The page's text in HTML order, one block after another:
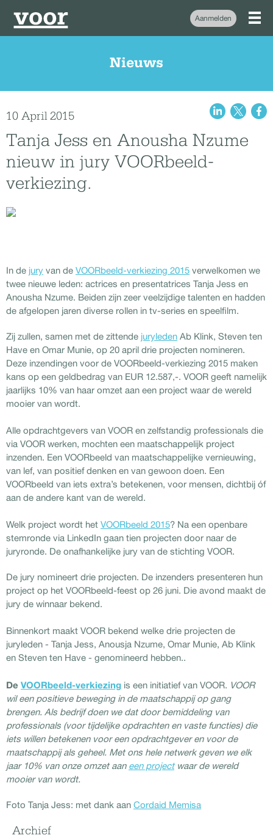
Aanmelden
Nieuws
10 April 2015
Tanja Jess en Anousha Nzume
nieuw in jury VOORbeeld-
verkiezing.
In de jury van de VOORbeeld-verkiezing 2015 verwelkomen we
twee nieuwe leden: actrices en presentatrices Tanja Jess en
Anousha Nzume. Beiden zijn zeer veelzijdige talenten en hadden
de afgelopen jaren diverse rollen in tv-series en speelfilm.
Zij zullen, samen met de zittende juryleden Ab Klink, Steven ten
Have en Omar Munie, op 20 april drie projecten nomineren.
Deze inzendingen voor de VOORbeeld-verkiezing 2015 maken
kans op een geldbedrag van EUR 12.587,-. VOOR geeft namelijk
jaarlijks 10% van haar omzet aan een project waar de wereld
mooier van wordt.
Alle opdrachtgevers van VOOR en zelfstandig professionals die
via VOOR werken, mochten een maatschappelijk project
inzenden. Een VOORbeeld van maatschappelijke vernieuwing,
van lef, van positief denken en van gewoon doen. Een
VOORbeeld van iets extra’s betekenen, voor mensen, dichtbij óf
aan de andere kant van de wereld.
Welk project wordt het VOORbeeld 2015? Na een openbare
stemronde via LinkedIn gaan tien projecten door naar de
juryronde. De onafhankelijke jury van de stichting VOOR.
De jury nomineert drie projecten. De inzenders presenteren hun
project op het VOORbeeld-feest op 26 juni. Die avond maakt de
jury de winnaar bekend.
Binnenkort maakt VOOR bekend welke drie projecten de
juryleden - Tanja Jess, Anousja Nzume, Omar Munie, Ab Klink
en Steven ten Have - genomineerd hebben..
De VOORbeeld-verkiezing is een initiatief van VOOR. VOOR
wil een positieve beweging in de maatschappij op gang
brengen. Als bedrijf doen we dat door bemiddeling van
professionals (voor tijdelijke opdrachten en vaste functies) die
iets willen betekenen voor een opdrachtgever en voor de
maatschappij als geheel. Met ons hele netwerk geven we elk
jaar 10% van onze omzet aan een projectwaar de wereld
mooier van wordt.
Foto Tanja Jess: met dank aan Cordaid Memisa
Archief